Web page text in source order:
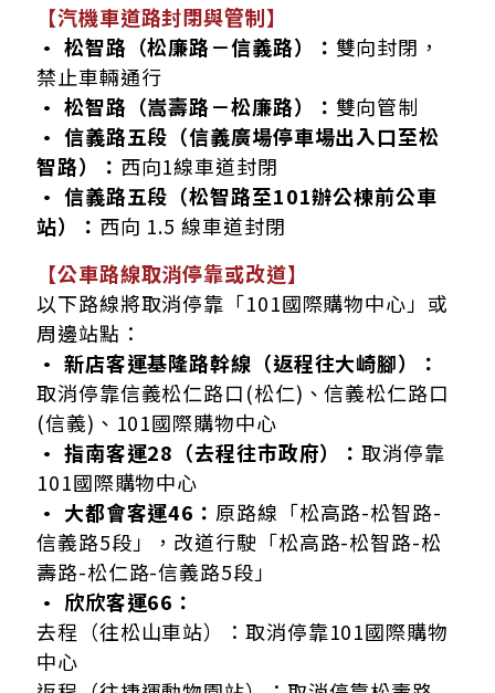
【汽機車道路封閉與管制】
• 松智路（松廉路－信義路）： 雙向封閉，
禁止車輛通行
• 松智路（嵩壽路－松廉路）： 雙向管制
• 信義路五段（信義廣場停車場出入口至松
智路）： 西向1線車道封閉
• 信義路五段（松智路至101辦公棟前公車
站）： 西向 1.5 線車道封閉
【公車路線取消停靠或改道】
以下路線將取消停靠「101國際購物中心」或
周邊站點：
• 新店客運基隆路幹線（返程往大崎腳）：
取消停靠信義松仁路口(松仁)、信義松仁路口
(信義)、101國際購物中心
• 指南客運28（去程往市政府）：取消停靠
101國際購物中心
• 大都會客運46： 原路線「松高路-松智路-
信義路5段」，改道行駛「松高路-松智路-松
壽路-松仁路-信義路5段」
• 欣欣客運66：
去程（往松山車站）：取消停靠101國際購物
中心